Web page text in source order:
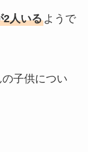
2人いるようで
子供につい